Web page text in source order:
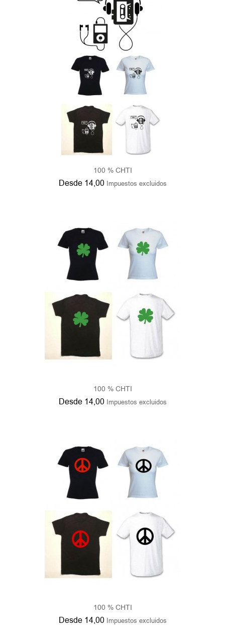
100 % CHTI
14,00
100 % CHTI
Desde14,00Impuestos excluidos
100 % CHTI
Desde14,00Impuestos excluidos